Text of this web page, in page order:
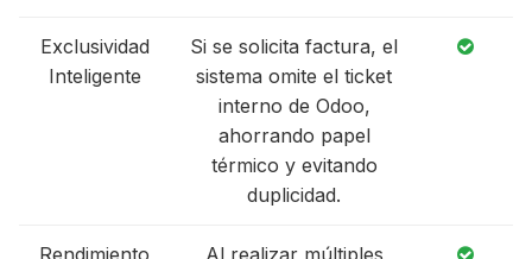
Exclusividad
Inteligente
Si se solicita factura, el
sistema omite el ticket
interno de Odoo,
ahorrando papel
térmico y evitando
duplicidad.
Rendimiento
Al realizar múltiples